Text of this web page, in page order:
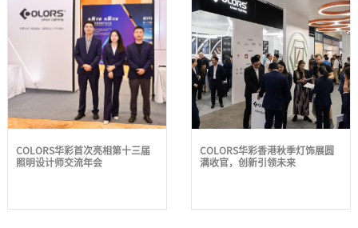
COLORS华彩首次亮相第十三届
照明设计师交流年会
COLORS华彩香港秋季灯饰展圆
满收官，创新引领未来